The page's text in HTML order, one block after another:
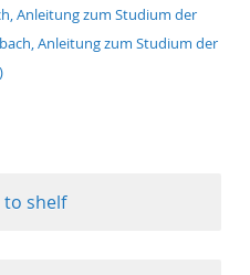
format
Anleitung zum Studium der
Anleitung zum Studium der
to shelf